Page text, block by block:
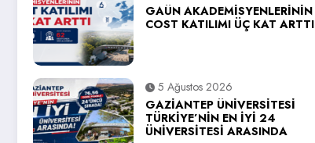
GAÜN AKADEMİSYENLERİNİN
COST KATILIMI ÜÇ KAT ARTTI
5 Ağustos 2026
GAZİANTEP ÜNİVERSİTESİ
TÜRKİYE’NİN EN İYİ 24
ÜNİVERSİTESİ ARASINDA